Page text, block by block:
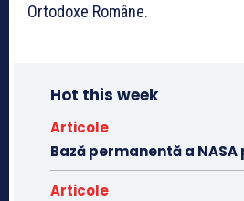
Ortodoxe Române.
Hot this week
Articole
Bază permanentă a NASA
Articole